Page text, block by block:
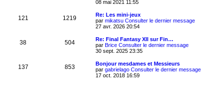
08 mai 2021 11:55
121 1219
Re: Les mini-jeux
par mikatsu Consulter le dernier message
27 avr. 2026 20:54
38 504
Re: Final Fantasy XII sur Fin…
par Brice Consulter le dernier message
30 sept. 2025 23:35
137 853
Bonjour mesdames et Messieurs
par gabrielago Consulter le dernier message
17 oct. 2018 16:59